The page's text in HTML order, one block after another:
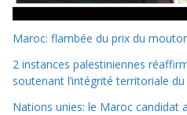
Maroc: flambée du prix du
2 instances palestiniennes
soutenant l’intégrité territoriale
Nations unies: le Maroc candidat